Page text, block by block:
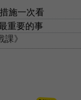
施一次看
重要的事
》